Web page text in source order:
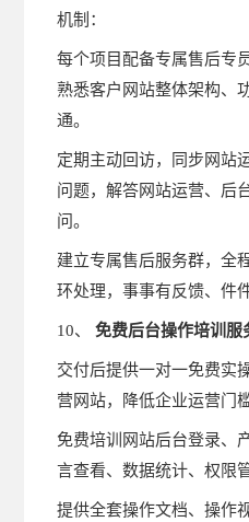
机制：
每个项目配备专属售后专
熟悉客户网站整体架构、
通。
定期主动回访，同步网站
问题，解答网站运营、后
问。
建立专属售后服务群，全
环处理，事事有反馈、件
10、免费后台操作培训服
交付后提供一对一免费实
营网站，降低企业运营门槛
免费培训网站后台登录、
言查看、数据统计、权限
提供全套操作文档、操作